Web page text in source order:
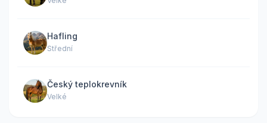
Hafling
Střední
Český teplokrevník
Velké